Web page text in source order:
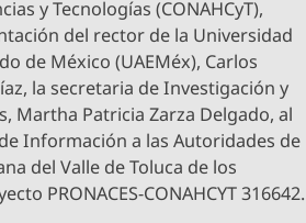
y Tecnologías (CONAHCyT),
del rector de la Universidad
de México (UAEMéx), Carlos
la secretaria de Investigación y
Martha Patricia Zarza Delgado, al
Información a las Autoridades de
del Valle de Toluca de los
PRONACES-CONAHCYT